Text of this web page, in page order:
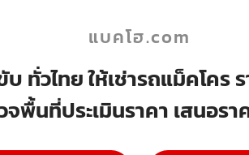
แบคโฮ.com
ทั่วไทย ให้เช่ารถแม็คโคร
พื้นที่ประเมินราคา เสนอร